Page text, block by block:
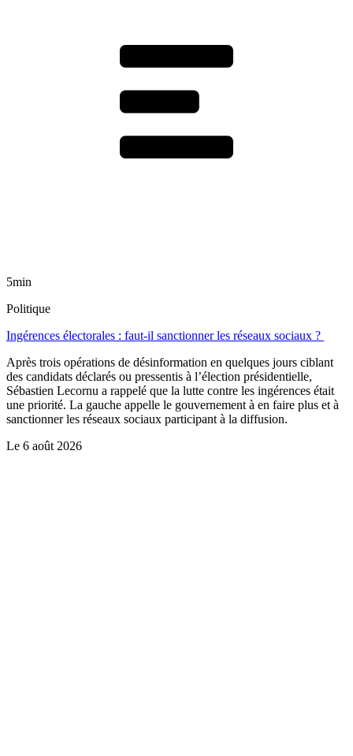
5min
Politique
Ingérences électorales : faut-il sanctionner les réseaux sociaux ?
Après trois opérations de désinformation en quelques jours ciblant
des candidats déclarés ou pressentis à l’élection présidentielle,
Sébastien Lecornu a rappelé que la lutte contre les ingérences était
une priorité. La gauche appelle le gouvernement à en faire plus et à
sanctionner les réseaux sociaux participant à la diffusion.
Le 6 août 2026